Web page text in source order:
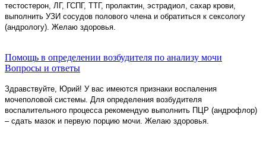
тестостерон, ЛГ, ГСПГ, ТТГ, пролактин, эстрадиол, сахар крови,
выполнить УЗИ сосудов полового члена и обратиться к сексологу
(андрологу). Желаю здоровья.
Помощь в определении возбудителя по анализу мочи
Вопросы и ответы
Здравствуйте, Юрий! У вас имеются признаки воспаления
мочеполовой системы. Для определения возбудителя
воспалительного процесса рекомендую выполнить ПЦР (андрофлор)
– сдать мазок и первую порцию мочи. Желаю здоровья.